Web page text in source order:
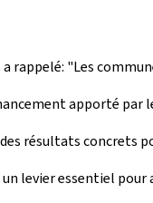
rappelé: "Les
apporté par
résultats concrets
levier essentiel